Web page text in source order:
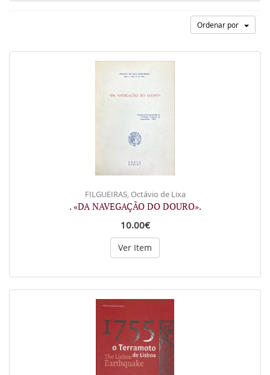
Ordenar por
FILGUEIRAS, Octávio de Lixa
. «DA NAVEGAÇÃO DO DOURO».
10.00€
Ver Item